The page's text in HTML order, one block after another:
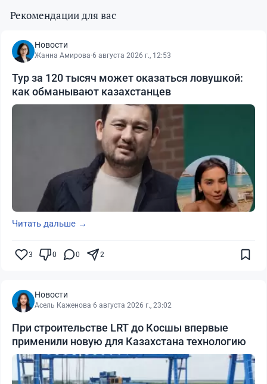
Рекомендации для вас
Новости
Жанна Амирова·6 августа 2026 г., 12:53
Тур за 120 тысяч может оказаться ловушкой:
как обманывают казахстанцев
Читать дальше →
3 0 0 2
Новости
Асель Каженова·6 августа 2026 г., 23:02
При строительстве LRT до Косшы впервые
применили новую для Казахстана технологию